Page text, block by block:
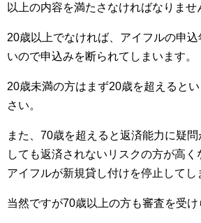
以上の内容を満たさなければなりませ
20歳以上でなければ、アイフルの申
いので申込みを断られてしまいます。
20歳未満の方はまず20歳を超えると
さい。
また、70歳を超えると返済能力に疑
しても返済されないリスクの方が高く
アイフルが新規貸し付けを停止してし
当然ですが70歳以上の方も審査を受け